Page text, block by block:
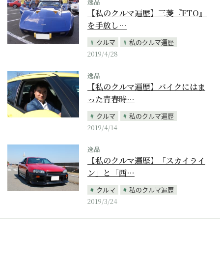
【私のクルマ遍歴】三菱『FTO』
を手放し…
クルマ
私のクルマ遍歴
2019/4/28
逸品
【私のクルマ遍歴】バイクにはま
った青春時…
クルマ
私のクルマ遍歴
2019/4/14
逸品
【私のクルマ遍歴】「スカイライ
ン」と「西…
クルマ
私のクルマ遍歴
2019/3/24